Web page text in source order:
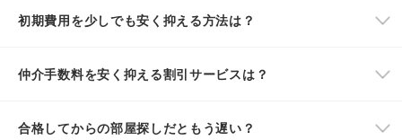
初期費用を少しでも安く抑える方法は？
仲介手数料を安く抑える割引サービスは？
合格してからの部屋探しだともう遅い？